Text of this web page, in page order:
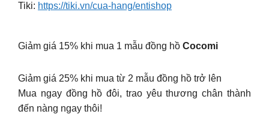
Tiki: https://tiki.vn/cua-hang/entishop
Giảm giá 15% khi mua 1 mẫu đồng hồ Cocomi
Giảm giá 25% khi mua từ 2 mẫu đồng hồ trở lên
Mua ngay đồng hồ đôi, trao yêu thương chân thành
đến nàng ngay thôi!